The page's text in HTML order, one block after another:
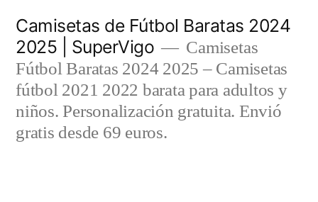
contenido
Camisetas de Fútbol Baratas 2024
2025 | SuperVigo
Camisetas
Fútbol Baratas 2024 2025 – Camisetas
fútbol 2021 2022 barata para adultos y
niños. Personalización gratuita. Envió
gratis desde 69 euros.